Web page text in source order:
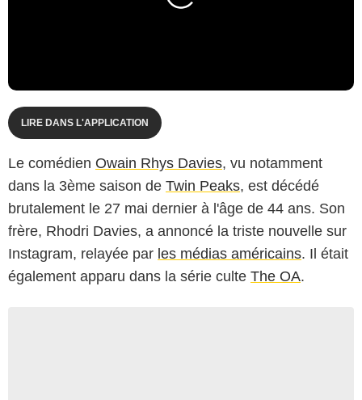
LIRE DANS L'APPLICATION
Le comédien Owain Rhys Davies, vu notamment
dans la 3ème saison de Twin Peaks, est décédé
brutalement le 27 mai dernier à l'âge de 44 ans. Son
frère, Rhodri Davies, a annoncé la triste nouvelle sur
Instagram, relayée par les médias américains. Il était
également apparu dans la série culte The OA.